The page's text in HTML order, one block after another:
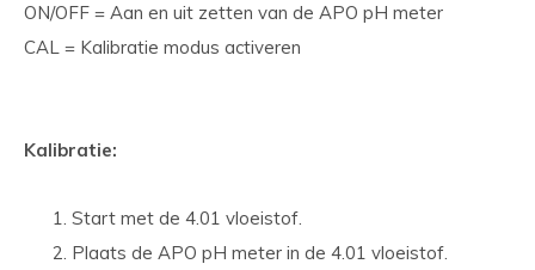
ON/OFF = Aan en uit zetten van de APO pH meter
CAL = Kalibratie modus activeren
Kalibratie:
Start met de 4.01 vloeistof.
Plaats de APO pH meter in de 4.01 vloeistof.